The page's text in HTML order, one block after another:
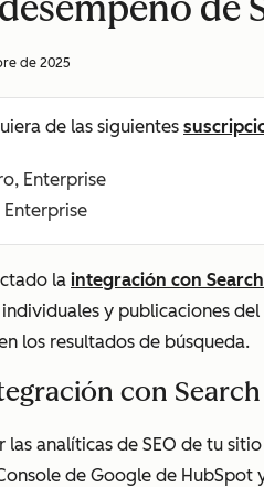
de
de 2025
de las siguientes
Enterprise
Enterprise
la integración con
y publicaciones
los resultados de búsqueda.
con
las analíticas de SEO de tu
de Google de HubSpot